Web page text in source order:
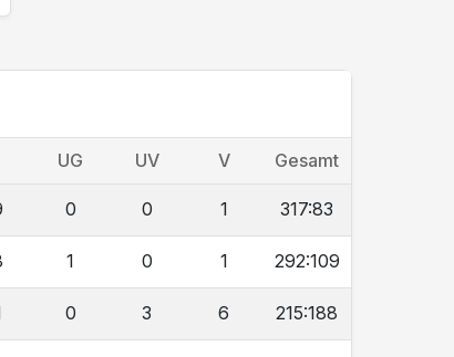
UG UV V Gesamt
0 0 1 317:83
1 0 1 292:109
0 3 6 215:188